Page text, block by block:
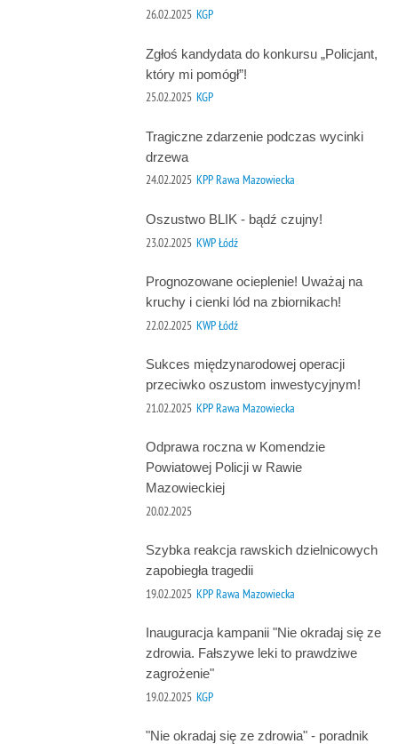
26.02.2025 KGP
Zgłoś kandydata do konkursu „Policjant,
który mi pomógł”!
25.02.2025 KGP
Tragiczne zdarzenie podczas wycinki
drzewa
24.02.2025 KPP Rawa Mazowiecka
Oszustwo BLIK - bądź czujny!
23.02.2025 KWP Łódź
Prognozowane ocieplenie! Uważaj na
kruchy i cienki lód na zbiornikach!
22.02.2025 KWP Łódź
Sukces międzynarodowej operacji
przeciwko oszustom inwestycyjnym!
21.02.2025 KPP Rawa Mazowiecka
Odprawa roczna w Komendzie
Powiatowej Policji w Rawie
Mazowieckiej
20.02.2025
Szybka reakcja rawskich dzielnicowych
zapobiegła tragedii
19.02.2025 KPP Rawa Mazowiecka
Inauguracja kampanii "Nie okradaj się ze
zdrowia. Fałszywe leki to prawdziwe
zagrożenie"
19.02.2025 KGP
"Nie okradaj się ze zdrowia" - poradnik